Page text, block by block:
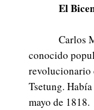
El
Carlos
conocido
revolucionario
Tsetung.
mayo de 1818.